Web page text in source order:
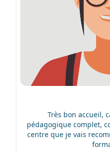
Très bon accueil,
pédagogique complet,
centre que je vais